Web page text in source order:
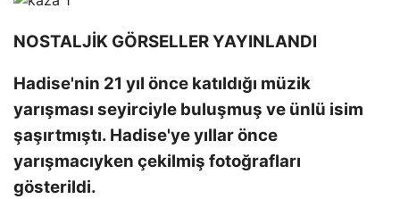
NOSTALJİK GÖRSELLER YAYINLANDI
Hadise'nin 21 yıl önce katıldığı müzik
yarışması seyirciyle buluşmuş ve ünlü isim
şaşırtmıştı. Hadise'ye yıllar önce
yarışmacıyken çekilmiş fotoğrafları
gösterildi.